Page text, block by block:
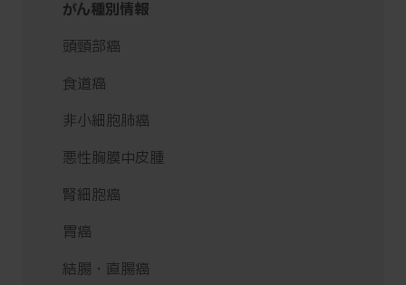
がん種別情報
頭頸部癌
食道癌
非小細胞肺癌
悪性胸膜中皮腫
腎細胞癌
胃癌
結腸・直腸癌